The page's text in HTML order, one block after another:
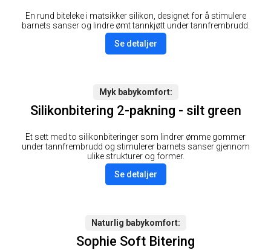
En rund biteleke i matsikker silikon, designet for å stimulere
barnets sanser og lindre ømt tannkjøtt under tannfrembrudd.
Se detaljer
Myk babykomfort
Silikonbitering 2-pakning - silt green
Et sett med to silikonbiteringer som lindrer ømme gommer
under tannfrembrudd og stimulerer barnets sanser gjennom
ulike strukturer og former.
Se detaljer
Naturlig babykomfort
Sophie Soft Bitering